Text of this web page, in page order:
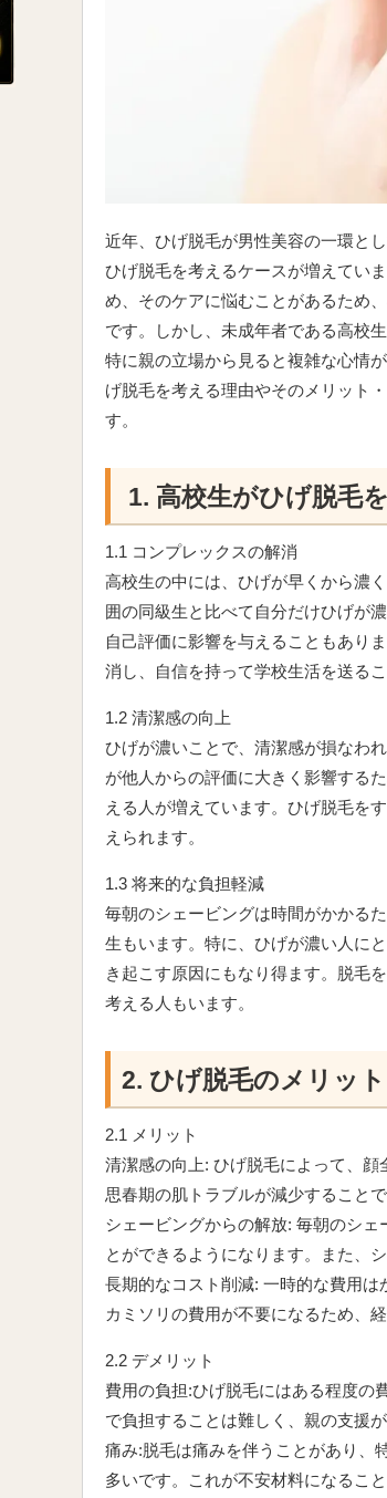
近年、ひげ脱毛が男性美容の一環と
ひげ脱毛を考えるケースが増えてい
め、そのケアに悩むことがあるため
です。しかし、未成年者である高校
特に親の立場から見ると複雑な心情
げ脱毛を考える理由やそのメリット
す。
1. 高校生がひげ脱毛
1.1 コンプレックスの解消
高校生の中には、ひげが早くから濃
囲の同級生と比べて自分だけひげが
自己評価に影響を与えることもあり
消し、自信を持って学校生活を送る
1.2 清潔感の向上
ひげが濃いことで、清潔感が損なわ
が他人からの評価に大きく影響する
える人が増えています。ひげ脱毛を
えられます。
1.3 将来的な負担軽減
毎朝のシェービングは時間がかかる
生もいます。特に、ひげが濃い人に
き起こす原因にもなり得ます。脱毛
考える人もいます。
2. ひげ脱毛のメリッ
2.1 メリット
清潔感の向上: ひげ脱毛によって、顔
思春期の肌トラブルが減少すること
シェービングからの解放: 毎朝のシ
とができるようになります。また、
長期的なコスト削減: 一時的な費用
カミソリの費用が不要になるため、
2.2 デメリット
費用の負担:ひげ脱毛にはある程度の
で負担することは難しく、親の支援が
痛み:脱毛は痛みを伴うことがあり、
多いです。これが不安材料になること